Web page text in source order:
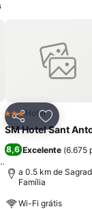
favoritos
Partilhar
3 Estrelas
Hotel
SM Hotel Sant
8,6 Excelente (6.675
a 0.5 km de
Família
Wi-Fi grátis